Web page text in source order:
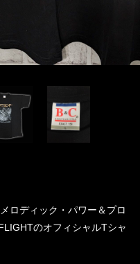
ロディック・パワー＆プロ
のオフィシャルTシャ